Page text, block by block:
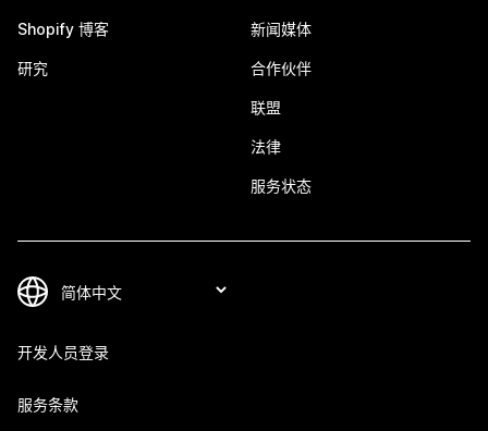
Shopify 博客
研究
新闻媒体
合作伙伴
联盟
法律
服务状态
开发人员登录
服务条款